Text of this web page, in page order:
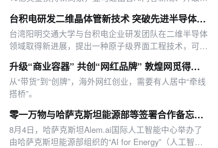
台积电研发二维晶体管新技术 突破先进半导体材料界面瓶颈
台湾阳明交通大学与台积电企业研发团队在二维半导体
领域取得新进展，提出一种原子级界面工程技术，可在
代低功耗半导体技术发展
升级“商业容器” 共创“网红品牌” 敦煌网觅得一条供应链出海的新路径
从“带货”到“创牌”，海外网红创业，需要有人居中“牵线
搭桥”。
零一万物与哈萨克斯坦能源部等签署合作备忘录 以AI智能体推动能源数智化｜FM 01.AI
8月4日，哈萨克斯坦Alem.ai国际人工智能中心举办了
由哈萨克斯坦能源部组织的“AI for Energy”（人工智能